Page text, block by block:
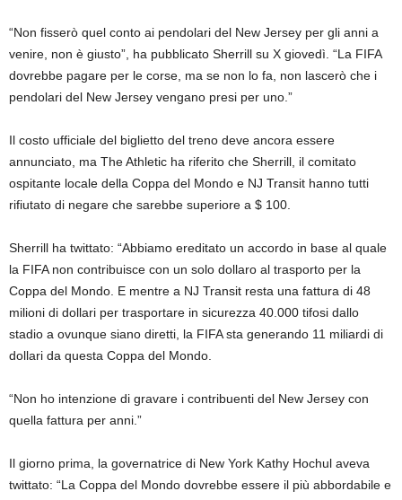
“Non fisserò quel conto ai pendolari del New Jersey per gli anni a
venire, non è giusto”, ha pubblicato Sherrill su X giovedì. “La FIFA
dovrebbe pagare per le corse, ma se non lo fa, non lascerò che i
pendolari del New Jersey vengano presi per uno.”
Il costo ufficiale del biglietto del treno deve ancora essere
annunciato, ma The Athletic ha riferito che Sherrill, il comitato
ospitante locale della Coppa del Mondo e NJ Transit hanno tutti
rifiutato di negare che sarebbe superiore a $ 100.
Sherrill ha twittato: “Abbiamo ereditato un accordo in base al quale
la FIFA non contribuisce con un solo dollaro al trasporto per la
Coppa del Mondo. ‌E mentre a NJ Transit resta una fattura di 48
milioni di dollari per trasportare in sicurezza 40.000 tifosi dallo
stadio a ovunque siano diretti, la FIFA sta generando 11 miliardi di
dollari da questa Coppa del Mondo.
“Non ho intenzione di gravare i contribuenti del New Jersey con
quella fattura per anni.”
Il giorno prima, la governatrice di New York Kathy Hochul aveva
twittato: “La Coppa del Mondo dovrebbe essere il più abbordabile e